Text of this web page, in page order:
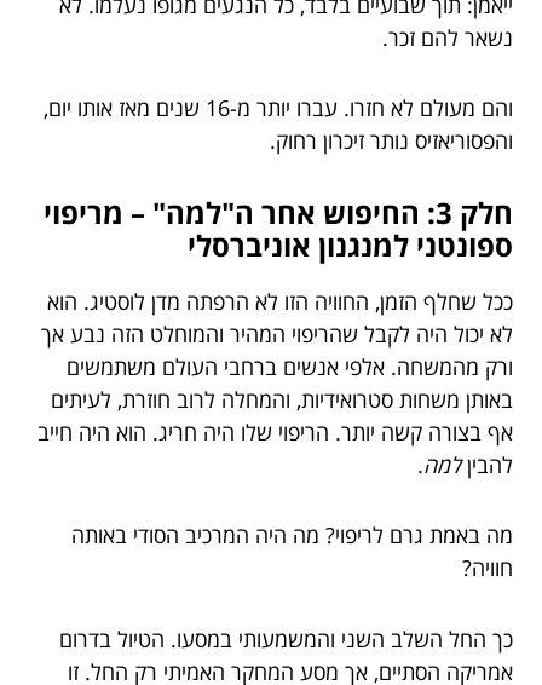
נשאר להם זכר.
והם מעולם לא חזרו. עברו יותר מ-16 שנים מאז אותו יום,
והפסוריאזיס נותר זיכרון רחוק.
חלק 3: החיפוש אחר ה"למה" – מריפוי
ספונטני למנגנון אוניברסלי
ככל שחלף הזמן, החוויה הזו לא הרפתה מדן לוסטיג. הוא
לא יכול היה לקבל שהריפוי המהיר והמוחלט הזה נבע אך
ורק מהמשחה. אלפי אנשים ברחבי העולם משתמשים
באותן משחות סטרואידיות, והמחלה לרוב חוזרת, לעיתים
אף בצורה קשה יותר. הריפוי שלו היה חריג. הוא היה חייב
להביןלמה.
מה באמת גרם לריפוי? מה היה המרכיב הסודי באותה
חוויה?
כך החל השלב השני והמשמעותי במסעו. הטיול בדרום
אמריקה הסתיים, אך מסע המחקר האמיתי רק החל. זו